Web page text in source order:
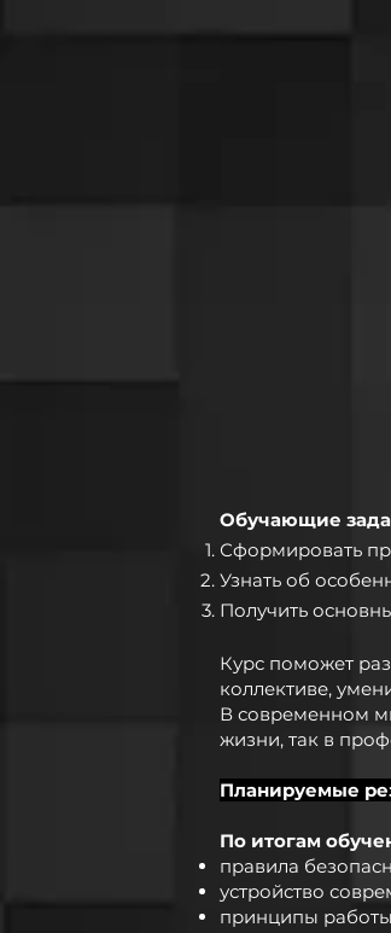
Обучающие
Сформировать
Узнать об
Получить
Курс поможет
коллективе,
В современном
жизни, так в
Планируемые
По итогам
правила
устройство
принципы